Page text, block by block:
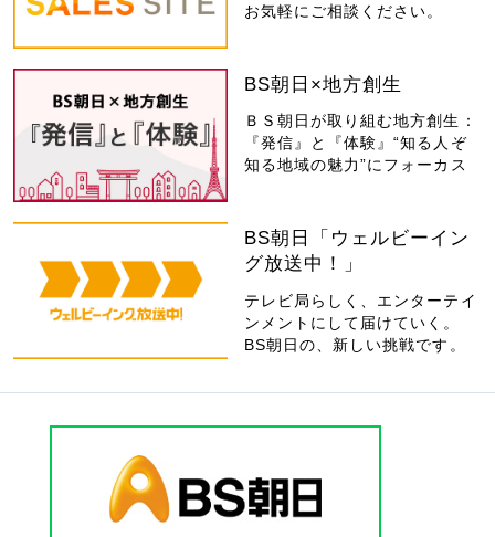
お気軽にご相談ください。
BS朝日×地方創生
ＢＳ朝日が取り組む地方創生：
『発信』と『体験』“知る人ぞ
知る地域の魅力”にフォーカス
BS朝日「ウェルビーイン
グ放送中！」
テレビ局らしく、エンターテイ
ンメントにして届けていく。
BS朝日の、新しい挑戦です。